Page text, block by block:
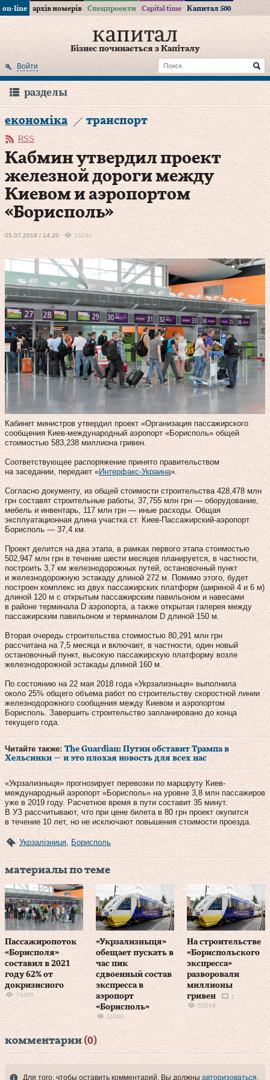
on-line архів номерів Спецпроекти Capital time Капитал 500
Бізнес починається з Капіталу
Войти
разделы
економіка транспорт
RSS
Кабмин утвердил проект
железной дороги между
Киевом и аэропортом
«Борисполь»
05.07.2018 / 14:20 15240
Кабинет министров утвердил проект «Организация пассажирского
сообщения Киев-международный аэропорт «Борисполь» общей
стоимостью 583,238 миллиона гривен.
Соответствующее распоряжение принято правительством
на заседании, передает «Интерфакс-Украина».
Согласно документу, из общей стоимости строительства 428,478 млн
грн составят строительные работы, 37,755 млн грн — оборудование,
мебель и инвентарь, 117 млн грн — иные расходы. Общая
эксплуатационная длина участка ст. Киев-Пассажирский-аэропорт
Борисполь — 37,4 км.
Проект делится на два этапа, в рамках первого этапа стоимостью
502,947 млн грн в течение шести месяцев планируется, в частности,
построить 3,7 км железнодорожных путей, остановочный пункт
и железнодорожную эстакаду длиной 272 м. Помимо этого, будет
построен комплекс из двух пассажирских платформ (шириной 4 и 6 м)
длиной 120 м с открытым пассажирским павильоном и навесами
в районе терминала D аэропорта, а также открытая галерея между
пассажирским павильоном и терминалом D длиной 150 м.
Вторая очередь строительства стоимостью 80,291 млн грн
рассчитана на 7,5 месяца и включает, в частности, один новый
остановочный пункт, высокую пассажирскую платформу возле
железнодорожной эстакады длиной 160 м.
По состоянию на 22 мая 2018 года «Укрзализныця» выполнила
около 25% общего объема работ по строительству скоростной линии
железнодорожного сообщения между Киевом и аэропортом
Борисполь. Завершить строительство запланировано до конца
текущего года.
Читайте также: The Guardian: Путин обставит Трампа в
Хельсинки — и это плохая новость для всех нас
«Укрзализныця» прогнозирует перевозки по маршруту Киев-
международный аэропорт «Борисполь» на уровне 3,8 млн пассажиров
уже в 2019 году. Расчетное время в пути составит 35 минут.
В УЗ рассчитывают, что при цене билета в 80 грн проект окупится
в течение 10 лет, но не исключают повышения стоимости проезда.
Укрзалізниця Борисполь
материалы по теме
Пассажиропоток
«Борисполя»
составил в 2021
году 62% от
докризисного
74485
«Укрзализныця»
обещает пускать в
час пик
сдвоенный состав
экспресса в
аэропорт
«Борисполь»
11000
На строительстве
«Бориспольского
экспресса»
разворовали
миллионы
гривен
1
52249
комментарии (0)
Для того, чтобы оставить комментарий, Вы должны авторизоваться.